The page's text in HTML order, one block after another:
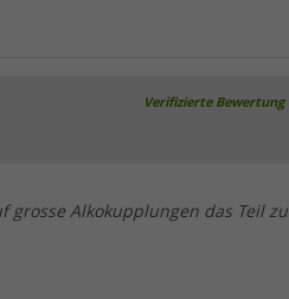
Verifizierte Bewertung
grosse Alkokupplungen das Teil zu